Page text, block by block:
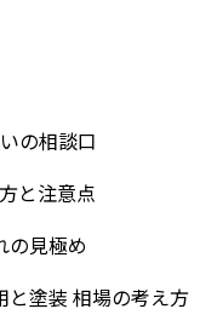
の相談口
と注意点
の見極め
と塗装 相場の考え方